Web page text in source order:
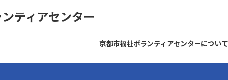
ティアセンター
京都市福祉ボランティアセンターについて